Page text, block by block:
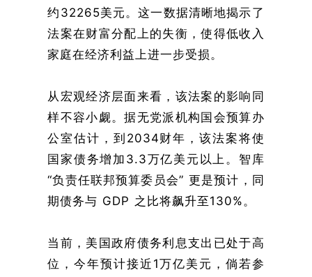
约32265美元。这一数据清晰地揭示了
法案在财富分配上的失衡，使得低收入
家庭在经济利益上进一步受损。
从宏观经济层面来看，该法案的影响同
样不容小觑。据无党派机构国会预算办
公室估计，到2034财年，该法案将使
国家债务增加3.3万亿美元以上。智库
“负责任联邦预算委员会” 更是预计，同
期债务与 GDP 之比将飙升至130%。
当前，美国政府债务利息支出已处于高
位，今年预计接近1万亿美元，倘若参